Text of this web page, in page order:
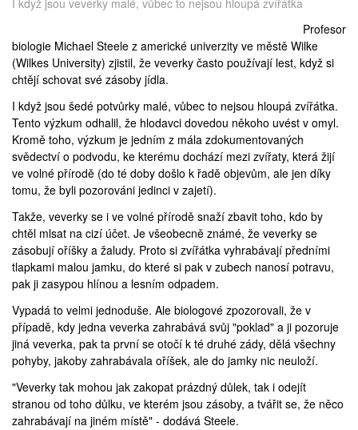
I když jsou veverky malé, vůbec to nejsou hloupá zvířátka
Profesor
biologie Michael Steele z americké univerzity ve městě Wilke
(Wilkes University) zjistil, že veverky často používají lest, když si
chtějí schovat své zásoby jídla.
I když jsou šedé potvůrky malé, vůbec to nejsou hloupá zvířátka.
Tento výzkum odhalil, že hlodavci dovedou někoho uvést v omyl.
Kromě toho, výzkum je jedním z mála zdokumentovaných
svědectví o podvodu, ke kterému dochází mezi zvířaty, která žijí
ve volné přírodě (do té doby došlo k řadě objevům, ale jen díky
tomu, že byli pozorováni jedinci v zajetí).
Takže, veverky se i ve volné přírodě snaží zbavit toho, kdo by
chtěl mlsat na cizí účet. Je všeobecně známé, že veverky se
zásobují oříšky a žaludy. Proto si zvířátka vyhrabávají předními
tlapkami malou jamku, do které si pak v zubech nanosí potravu,
pak ji zasypou hlínou a lesním odpadem.
Vypadá to velmi jednoduše. Ale biologové zpozorovali, že v
případě, kdy jedna veverka zahrabává svůj "poklad" a ji pozoruje
jiná veverka, pak ta první se otočí k té druhé zády, dělá všechny
pohyby, jakoby zahrabávala oříšek, ale do jamky nic neuloží.
"Veverky tak mohou jak zakopat prázdný důlek, tak i odejít
stranou od toho důlku, ve kterém jsou zásoby, a tvářit se, že něco
zahrabávají na jiném místě" - dodává Steele.